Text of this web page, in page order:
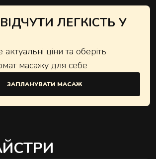
ЛЕГКІСТЬ У
ціни та оберіть
масажу для себе
ЗАПЛАНУВАТИ МАСАЖ